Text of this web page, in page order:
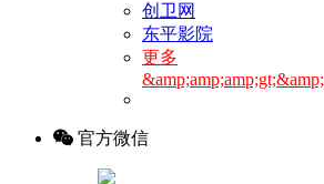
创卫网
东平影院
更多
官方微信